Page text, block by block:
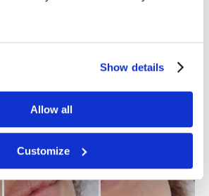
Show details
Allow all
Customize